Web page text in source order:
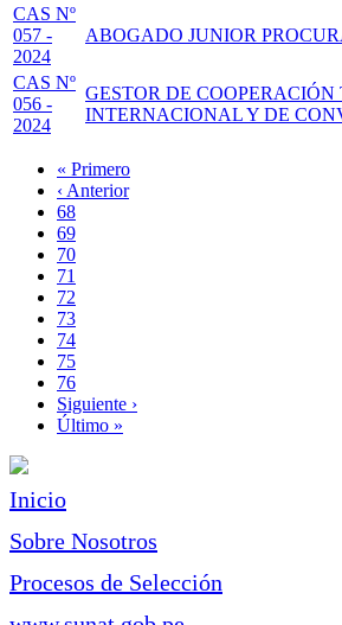
CAS Nº
057 -
2024
ABOGADO JUNIOR
CAS Nº
056 -
2024
GESTOR DE COOPERACIÓN
INTERNACIONAL Y DE
Paginación
Primera
página
« Primero
Página
anterior
‹ Anterior
Page
68
Page
69
Page
70
Page
71
Página
actual
72
Page
73
Page
74
Page
75
Page
76
Siguiente
página
Siguiente ›
Última
Último »
Inicio
Sobre Nosotros
Procesos de Selección